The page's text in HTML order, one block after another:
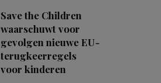
Save the Children
waarschuwt voor
gevolgen nieuwe EU-
terugkeerregels
voor kinderen